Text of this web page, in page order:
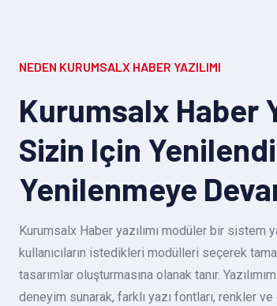
NEDEN KURUMSALX HABER YAZILIMI
Kurumsalx Haber
Sizin Için
Yenilenmeye
Kurumsalx Haber yazılımı modüler bir sistem
kullanıcıların istedikleri modülleri seçerek
tasarımlar oluşturmasına olanak tanır.
deneyim sunarak, farklı yazı fontları, renkler